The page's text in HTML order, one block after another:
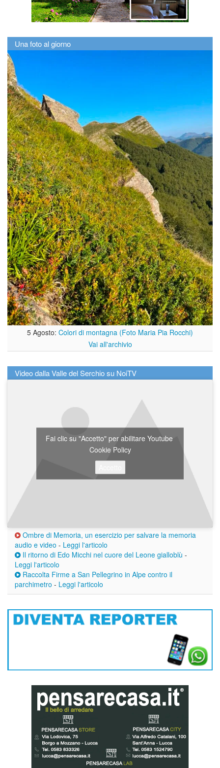
Una foto al giorno
5 Agosto: Colori di montagna (Foto Maria Pia Rocchi)
Vai all'archivio
Video dalla Valle del Serchio su NoiTV
Fai clic su "Accetto" per abilitare Youtube
Cookie Policy
Ombre di Memoria, un esercizio per salvare la memoria
audio e video - Leggi l'articolo
Il ritorno di Edo Micchi nel cuore del Leone gialloblù -
Leggi l'articolo
Raccolta Firme a San Pellegrino in Alpe contro il
parchimetro - Leggi l'articolo